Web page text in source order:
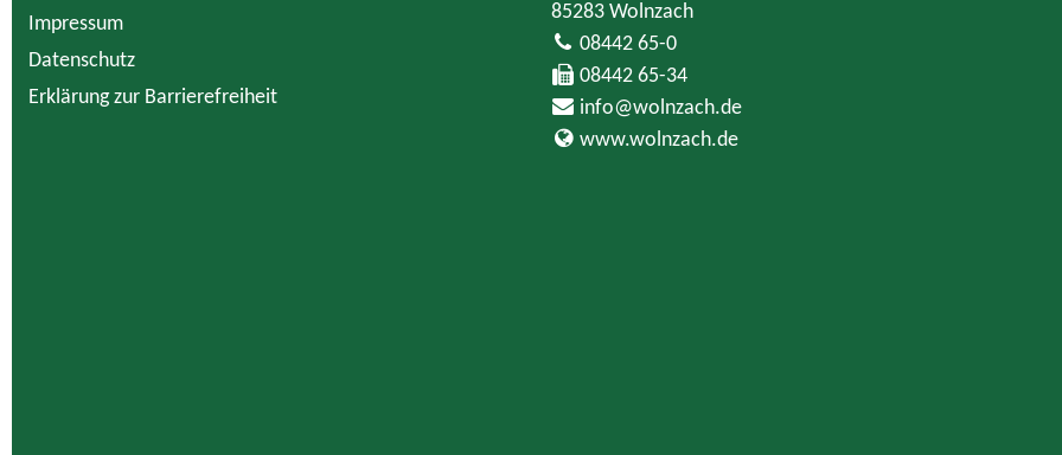
Impressum
Datenschutz
Erklärung zur Barrierefreiheit
85283 Wolnzach
08442 65-0
08442 65-34
info@wolnzach.de
www.wolnzach.de